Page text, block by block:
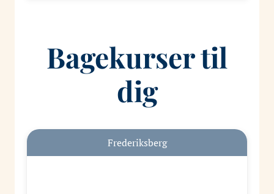
Bagekurser til
dig
Frederiksberg